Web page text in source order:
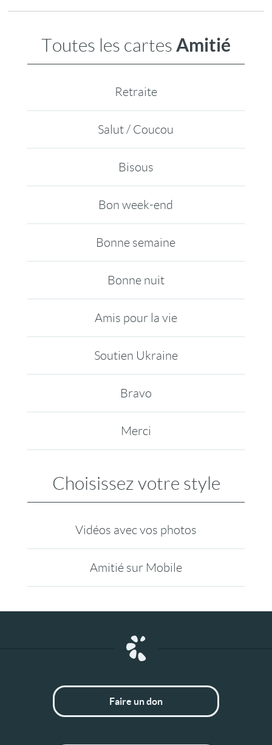
Toutes les cartes Amitié
Retraite
Salut / Coucou
Bisous
Bon week-end
Bonne semaine
Bonne nuit
Amis pour la vie
Soutien Ukraine
Bravo
Merci
Choisissez votre style
Vidéos avec vos photos
Amitié sur Mobile
Faire un don